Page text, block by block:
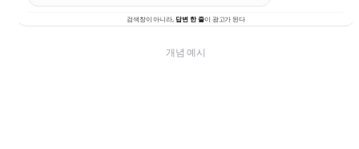
검색창이 아니라, 답변 한 줄이 광고가 된다
개념 예시